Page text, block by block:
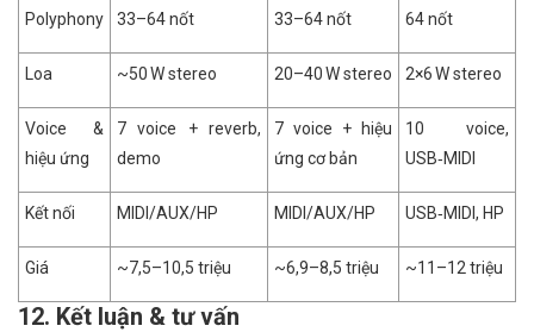
Polyphony 33–64 nốt 33–64 nốt 64 nốt
Loa ~50 W stereo 20–40 W stereo 2×6 W stereo
Voice &
hiệu ứng
7 voice + reverb,
demo
7 voice + hiệu
ứng cơ bản
10 voice,
USB‑MIDI
Kết nối MIDI/AUX/HP MIDI/AUX/HP USB‑MIDI, HP
Giá ~7,5–10,5 triệu ~6,9–8,5 triệu ~11–12 triệu
12. Kết luận & tư vấn